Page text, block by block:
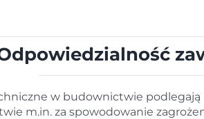
w budownictwie podlegają
m.in. za spowodowanie